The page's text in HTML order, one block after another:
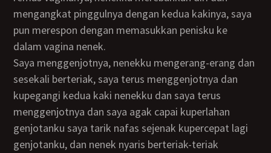
mengangkat pinggulnya dengan kedua kakinya, saya
pun merespon dengan memasukkan penisku ke
dalam vagina nenek.
Saya menggenjotnya, nenekku mengerang-erang dan
sesekali berteriak, saya terus menggenjotnya dan
kupegangi kedua kaki nenekku dan saya terus
menggenjotnya dan saya agak capai kuperlahan
genjotanku saya tarik nafas sejenak kupercepat lagi
genjotanku, dan nenek nyaris berteriak-teriak